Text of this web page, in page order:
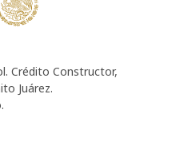
Crédito Constructor,
Juárez.